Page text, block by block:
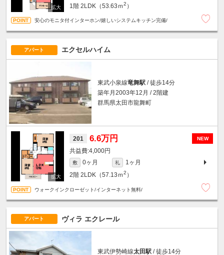
1階 2LDK（53.63ｍ2 ）
安心のモニタ付インターホン/嬉しいシステムキッチン完備/
アパート エクセルハイム
東武小泉線竜舞駅 / 徒歩14分
築年月2003年12月 / 2階建
群馬県太田市龍舞町
NEW
201 6.6万円
4,000円
敷 0ヶ月 礼
1ヶ月
2階 2LDK（57.13ｍ2 ）
ウォークインクローゼット/インターネット無料/
アパート ヴィラ エクレール
東武伊勢崎線太田駅 / 徒歩14分